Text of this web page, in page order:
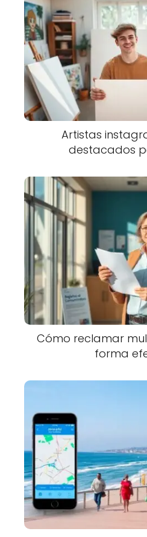
Artistas
destacados
Cómo reclamar
forma